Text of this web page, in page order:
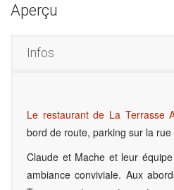
Aperçu
Infos
Le restaurant de La Terrasse
bord de route, parking sur la rue
Claude et Mache et leur
ambiance conviviale. Aux